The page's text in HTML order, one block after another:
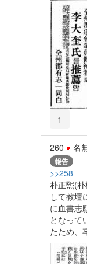
1
260 名
報告
>>258
朴正煕(
して教壇
に血書志
となって
たため、